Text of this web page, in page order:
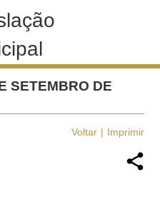
SETEMBRO DE
Voltar Imprimir